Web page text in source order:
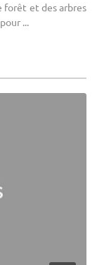
forêt et des arbres
...